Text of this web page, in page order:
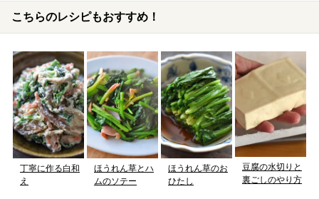
こちらのレシピもおすすめ！
丁寧に作る白和
え
ほうれん草とハ
ムのソテー
ほうれん草のお
ひたし
豆腐の水切りと
裏ごしのやり方